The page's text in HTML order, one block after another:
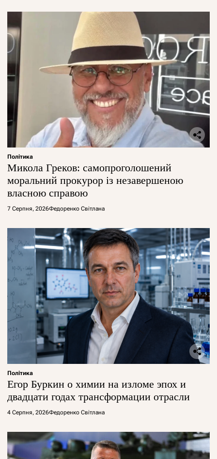
Політика
Микола Греков: самопроголошений
моральний прокурор із незавершеною
власною справою
7 Серпня, 2026Федоренко Світлана
Політика
Егор Буркин о химии на изломе эпох и
двадцати годах трансформации отрасли
4 Серпня, 2026Федоренко Світлана